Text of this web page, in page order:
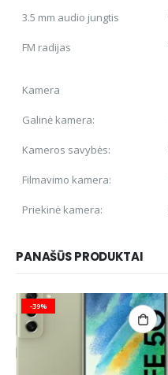
3.5 mm audio jungtis
FM radijas
Kamera
Galinė kamera:
Kameros savybės:
Filmavimo kamera:
Priekinė kamera:
PANAŠŪS PRODUKTAI
-39%